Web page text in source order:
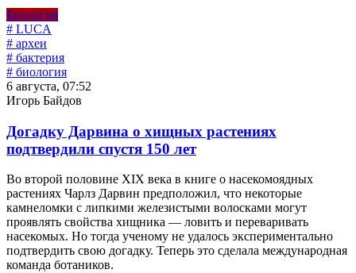
Биология
# LUCA
# археи
# бактерия
# биология
6 августа, 07:52
Игорь Байдов
Догадку Дарвина о хищных растениях
подтвердили спустя 150 лет
Во второй половине XIX века в книге о насекомоядных
растениях Чарлз Дарвин предположил, что некоторые
камнеломки с липкими железистыми волосками могут
проявлять свойства хищника — ловить и переваривать
насекомых. Но тогда ученому не удалось экспериментально
подтвердить свою догадку. Теперь это сделала международная
команда ботаников.